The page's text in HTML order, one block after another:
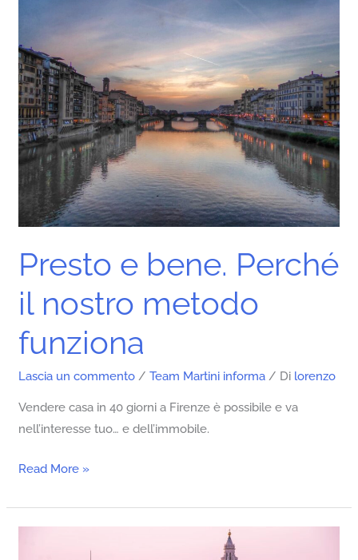
Presto e bene. Perché
il nostro metodo
funziona
Lascia un commento /Team Martini informa / Di lorenzo
Vendere casa in 40 giorni a Firenze è possibile e va
nell’interesse tuo… e dell’immobile.
Perché
il
nostro
metodo
funziona
Read More »